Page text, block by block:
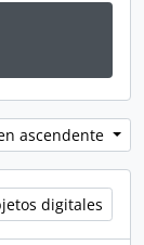
ascendente
digitales